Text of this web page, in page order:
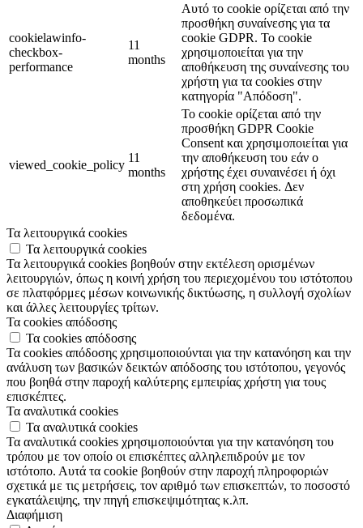
cookielawinfo-
checkbox-
performance
11
months
Αυτό το cookie ορίζεται από την
προσθήκη συναίνεσης για τα
cookie GDPR. Το cookie
χρησιμοποιείται για την
αποθήκευση της συναίνεσης του
χρήστη για τα cookies στην
κατηγορία "Απόδοση".
viewed_cookie_policy
11
months
Το cookie ορίζεται από την
προσθήκη GDPR Cookie
Consent και χρησιμοποιείται για
την αποθήκευση του εάν ο
χρήστης έχει συναινέσει ή όχι
στη χρήση cookies. Δεν
αποθηκεύει προσωπικά
δεδομένα.
Τα λειτουργικά cookies
Τα λειτουργικά cookies
Τα λειτουργικά cookies βοηθούν στην εκτέλεση ορισμένων
λειτουργιών, όπως η κοινή χρήση του περιεχομένου του ιστότοπου
σε πλατφόρμες μέσων κοινωνικής δικτύωσης, η συλλογή σχολίων
και άλλες λειτουργίες τρίτων.
Τα cookies απόδοσης
Τα cookies απόδοσης
Τα cookies απόδοσης χρησιμοποιούνται για την κατανόηση και την
ανάλυση των βασικών δεικτών απόδοσης του ιστότοπου, γεγονός
που βοηθά στην παροχή καλύτερης εμπειρίας χρήστη για τους
επισκέπτες.
Τα αναλυτικά cookies
Τα αναλυτικά cookies
Τα αναλυτικά cookies χρησιμοποιούνται για την κατανόηση του
τρόπου με τον οποίο οι επισκέπτες αλληλεπιδρούν με τον
ιστότοπο. Αυτά τα cookie βοηθούν στην παροχή πληροφοριών
σχετικά με τις μετρήσεις, τον αριθμό των επισκεπτών, το ποσοστό
εγκατάλειψης, την πηγή επισκεψιμότητας κ.λπ.
Διαφήμιση